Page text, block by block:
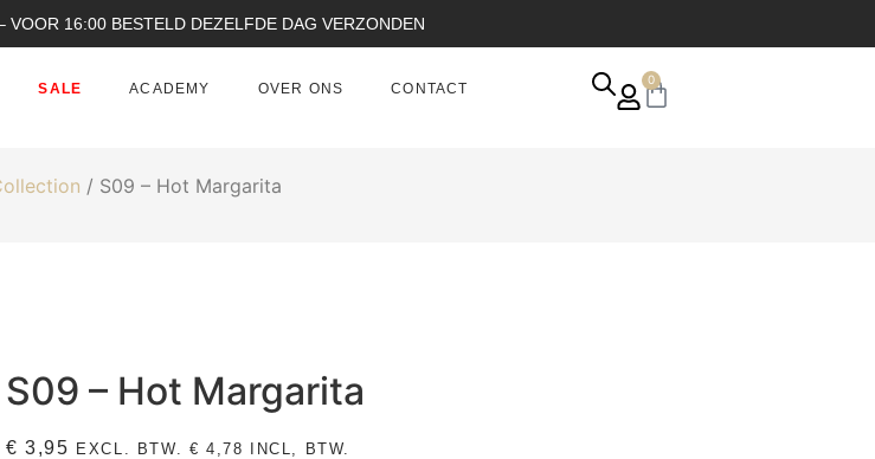
VOOR 16:00 BESTELD DEZELFDE DAG VERZONDEN
SALE ACADEMY OVER ONS CONTACT
0
/ S09 – Hot Margarita
S09 – Hot Margarita
€ 3,95 EXCL. BTW. € 4,78 INCL, BTW.